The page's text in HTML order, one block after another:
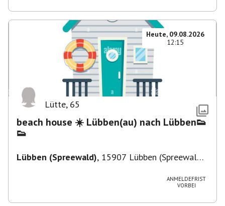
Heute, 09.08.2026
12:15
Lütte, 65
beach house ☀️ Lübben(au) nach Lübben👟
👟
Lübben (Spreewald), 15907 Lübben (Spreewald),
ANMELDEFRIST
VORBEI